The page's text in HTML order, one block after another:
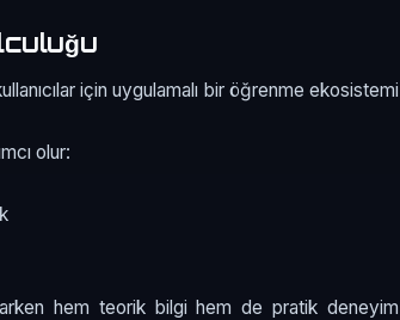
için uygulamalı bir öğrenme ekosistemi
olur:
hem teorik bilgi hem de pratik deneyim